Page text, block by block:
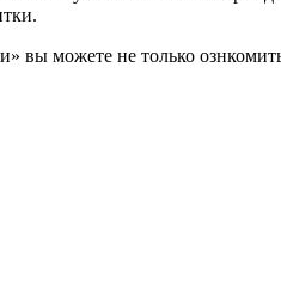
вы можете не только